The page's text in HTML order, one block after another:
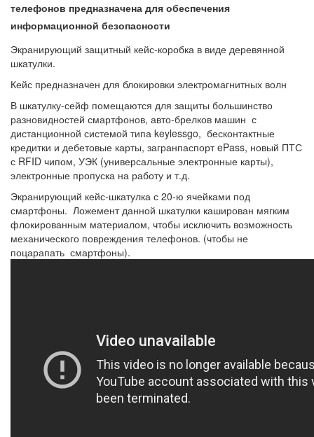
телефонов предназначена для обеспечения
информационной безопасности
Экранирующий защитный кейс-коробка в виде деревянной
шкатулки.
Кейс предназначен для блокировки электромагнитных волн
В шкатулку-сейф помещаются для защиты большинство
разновидностей смартфонов, авто-брелков машин с
дистанционной системой типа keylessgo, бесконтактные
кредитки и дебетовые карты, загранпаспорт ePass, новый ПТС
с RFID чипом, УЭК (универсальные электронные карты),
электронные пропуска на работу и т.д.
Экранирующий кейс-шкатулка с 20-ю ячейками под
смартфоны. Ложемент данной шкатулки каширован мягким
флокированным материалом, чтобы исключить возможность
механического повреждения телефонов. (чтобы не
поцарапать смартфоны).